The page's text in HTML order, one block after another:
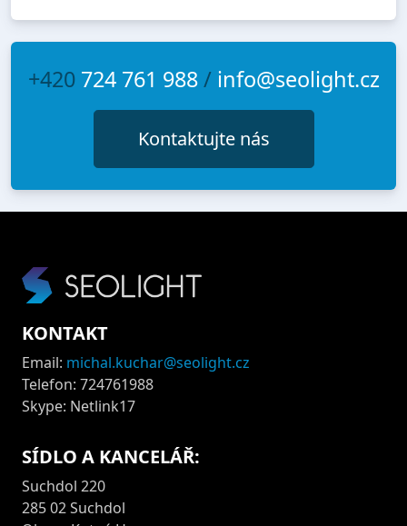
+420 724 761 988/ info@seolight.cz
Kontaktujte nás
KONTAKT
Email: michal.kuchar@seolight.cz
Telefon: 724761988
Skype: Netlink17
SÍDLO A KANCELÁŘ:
Suchdol 220
285 02 Suchdol